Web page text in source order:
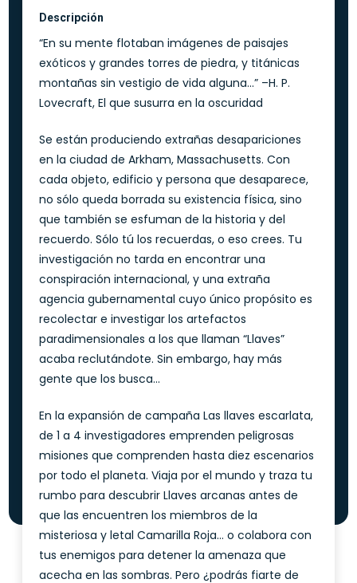
Descripción
“En su mente flotaban imágenes de paisajes
exóticos y grandes torres de piedra, y titánicas
montañas sin vestigio de vida alguna...” –H. P.
Lovecraft, El que susurra en la oscuridad
Se están produciendo extrañas desapariciones
en la ciudad de Arkham, Massachusetts. Con
cada objeto, edificio y persona que desaparece,
no sólo queda borrada su existencia física, sino
que también se esfuman de la historia y del
recuerdo. Sólo tú los recuerdas, o eso crees. Tu
investigación no tarda en encontrar una
conspiración internacional, y una extraña
agencia gubernamental cuyo único propósito es
recolectar e investigar los artefactos
paradimensionales a los que llaman “Llaves”
acaba reclutándote. Sin embargo, hay más
gente que los busca...
En la expansión de campaña Las llaves escarlata,
de 1 a 4 investigadores emprenden peligrosas
misiones que comprenden hasta diez escenarios
por todo el planeta. Viaja por el mundo y traza tu
rumbo para descubrir Llaves arcanas antes de
que las encuentren los miembros de la
misteriosa y letal Camarilla Roja... o colabora con
tus enemigos para detener la amenaza que
acecha en las sombras. Pero ¿podrás fiarte de